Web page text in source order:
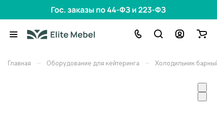
Главная – Оборудование для кейтеринга – Холодильник